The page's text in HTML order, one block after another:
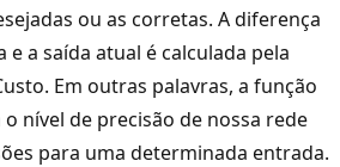
ou as corretas. A diferença
e a saída atual é calculada pela
Em outras palavras, a função
nível de precisão de nossa rede
para uma determinada entrada.